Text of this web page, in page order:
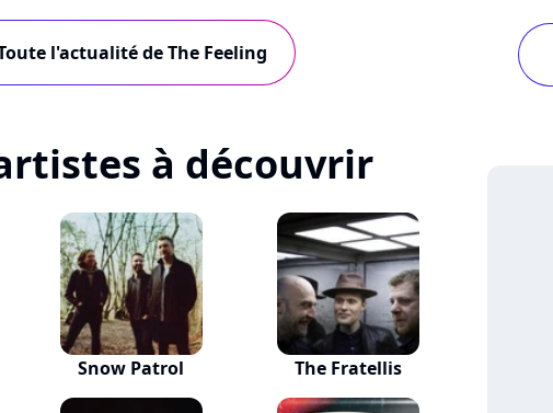
l'actualité de The Feeling
à découvrir
Snow Patrol The Fratellis